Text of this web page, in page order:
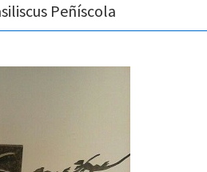
Peñíscola